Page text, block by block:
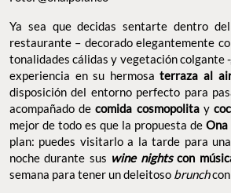
Ya sea que decidas sentarte dentro
restaurante – decorado elegantemente
tonalidades cálidas y vegetación colgante
experiencia en su hermosaterraza al
disposición del entorno perfecto para
acompañado decomida cosmopolitay
mejor de todo es que la propuesta de Ona
plan: puedes visitarlo a la tarde para
noche durante sus wine nightscon
semana para tener un deleitoso brunch